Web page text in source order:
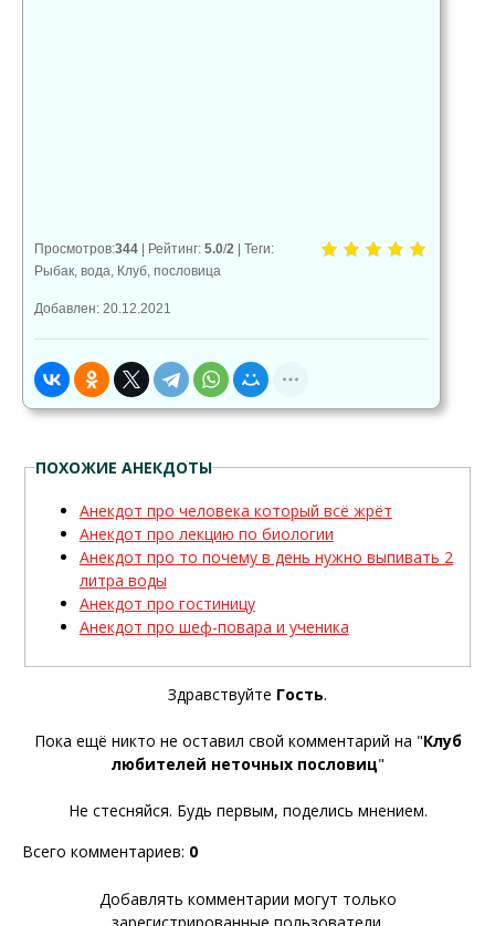
Просмотров:344 | Рейтинг: 5.0/2 | Теги:
Рыбак вода Клуб пословица
Добавлен: 20.12.2021
ПОХОЖИЕ АНЕКДОТЫ
Анекдот про человека который всё жрёт
Анекдот про лекцию по биологии
Анекдот про то почему в день нужно выпивать 2
литра воды
Анекдот про гостиницу
Анекдот про шеф-повара и ученика
Здравствуйте Гость.
Пока ещё никто не оставил свой комментарий на "Клуб
любителей неточных пословиц"
Не стесняйся. Будь первым, поделись мнением.
Всего комментариев: 0
Добавлять комментарии могут только